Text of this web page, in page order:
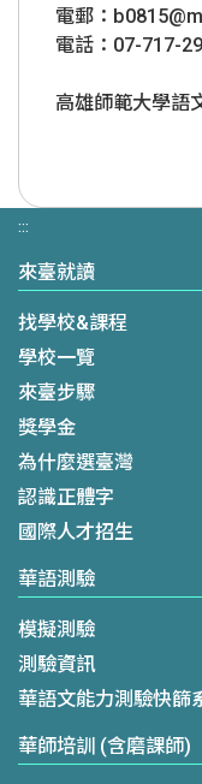
電郵：
電話：07-717-
高雄師範大學語
:::
來臺就讀
找學校&課程
學校一覽
來臺步驟
獎學金
為什麼選臺灣
認識正體字
國際人才招生
華語測驗
模擬測驗
測驗資訊
華語文能力測驗快篩
華師培訓 (含磨課師)